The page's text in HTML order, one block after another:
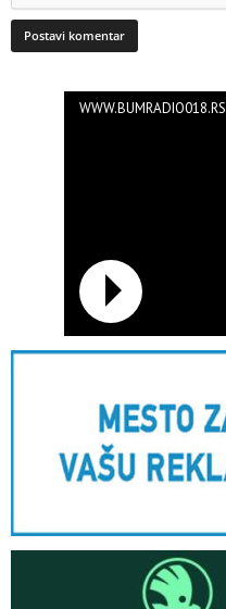
WWW.BUMRADIO018.RS